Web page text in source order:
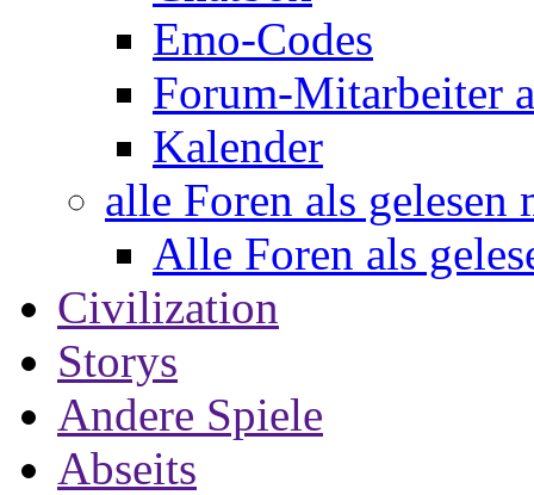
Emo-Codes
Forum-Mitarbeiter
Kalender
alle Foren als gelesen
Alle Foren als
Civilization
Storys
Andere Spiele
Abseits